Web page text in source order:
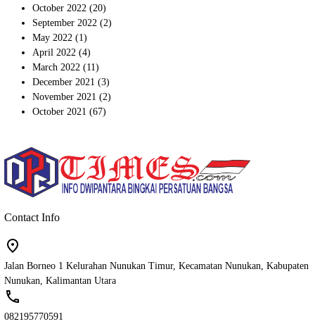
October 2022 (20)
September 2022 (2)
May 2022 (1)
April 2022 (4)
March 2022 (11)
December 2021 (3)
November 2021 (2)
October 2021 (67)
Contact Info
Jalan Borneo 1 Kelurahan Nunukan Timur, Kecamatan Nunukan, Kabupaten
Nunukan, Kalimantan Utara
082195770591